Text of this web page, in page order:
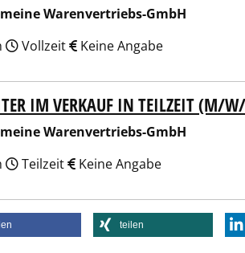
Warenvertriebs-GmbH
Vollzeit Keine Angabe
GmbH
IM VERKAUF IN TEILZEIT (M/
Warenvertriebs-GmbH
Teilzeit Keine Angabe
teilen